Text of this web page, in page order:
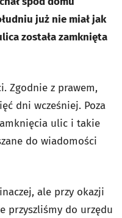
już nie miał jak
została zamknięta
Zgodnie z prawem,
dni wcześniej. Poza
ulic i takie
do wiadomości
ale przy okazji
przyszliśmy do urzędu